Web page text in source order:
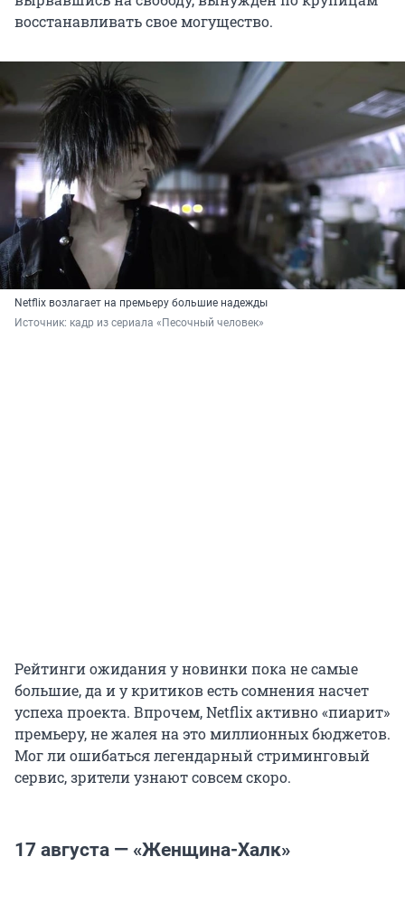
восстанавливать свое могущество.
Netflix возлагает на премьеру большие надежды
Источник: кадр из сериала «Песочный человек»
Рейтинги ожидания у новинки пока не самые
большие, да и у критиков есть сомнения насчет
успеха проекта. Впрочем, Netflix активно «пиарит»
премьеру, не жалея на это миллионных бюджетов.
Мог ли ошибаться легендарный стриминговый
сервис, зрители узнают совсем скоро.
17 августа — «Женщина-Халк»